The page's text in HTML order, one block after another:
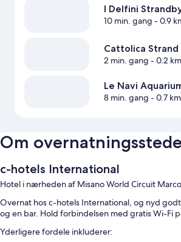
I Delfini
10 min. gang - 0.9
Cattolica Strand
2 min. gang - 0.2 km
Le Navi
8 min. gang - 0.7 km
Om
c-hotels International
Hotel i nærheden af Misano World Circuit
Overnat hos c-hotels International, og nyd
og en bar. Hold forbindelsen med gratis Wi-Fi
Yderligere fordele inkluderer: